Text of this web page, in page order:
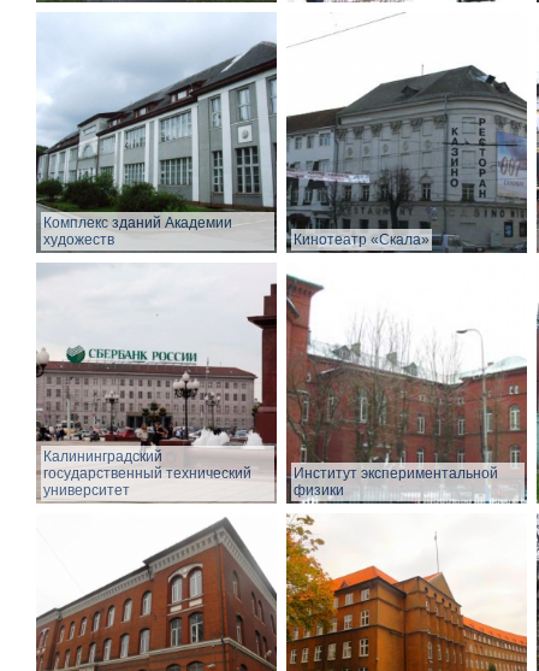
Комплекс зданий Академии
художеств
Кинотеатр «Скала»
Калининградский
государственный технический
университет
Институт экспериментальной
физики